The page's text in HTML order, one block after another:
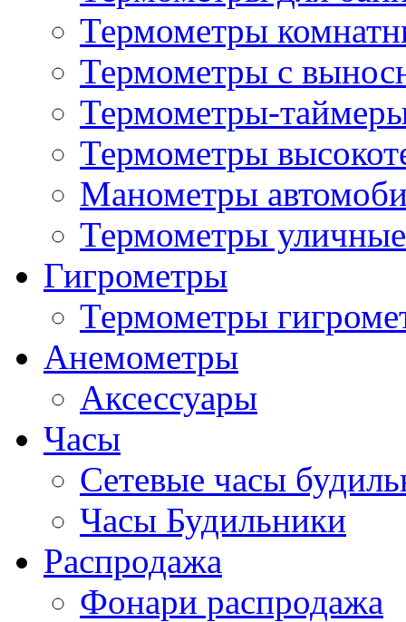
Термометры
Термометры с
Термометры-
Термометры
Манометры
Термометры уличные
Гигрометры
Термометры
Анемометры
Аксессуары
Часы
Сетевые часы
Часы Будильники
Распродажа
Фонари распродажа